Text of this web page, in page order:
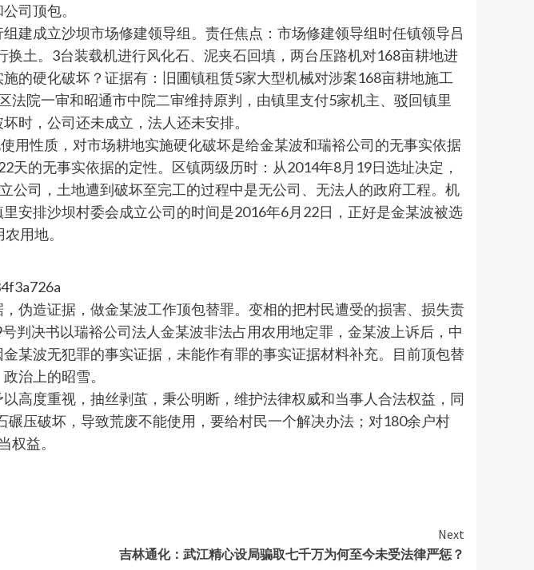
司顶包。
建成立沙坝市场修建领导组。责任焦点：市场修建领导组时任镇领导吕
土。3台装载机进行风化石、泥夹石回填，两台压路机对168亩耕地进
的硬化破坏？证据有：旧圃镇租赁5家大型机械对涉案168亩耕地施工
院一审和昭通市中院二审维持原判，由镇里支付5家机主、驳回镇里
时，公司还未成立，法人还未安排。
用性质，对市场耕地实施硬化破坏是给金某波和瑞裕公司的无事实依据
的无事实依据的定性。区镇两级历时：从2014年8月19日选址决定，
司，土地遭到破坏至完工的过程中是无公司、无法人的政府工程。机
安排沙坝村委会成立公司的时间是2016年6月22日，正好是金某波被选
用地。
伪造证据，做金某波工作顶包替罪。变相的把村民遭受的损害、损失责
判决书以瑞裕公司法人金某波非法占用农用地定罪，金某波上诉后，中
某波无犯罪的事实证据，未能作有罪的事实证据材料补充。目前顶包替
治上的昭雪。
高度重视，抽丝剥茧，秉公明断，维护法律权威和当事人合法权益，同
压破坏，导致荒废不能使用，要给村民一个解决办法；对180余户村
权益。
Next
吉林通化：武江精心设局骗取七千万为何至今未受法律严惩？